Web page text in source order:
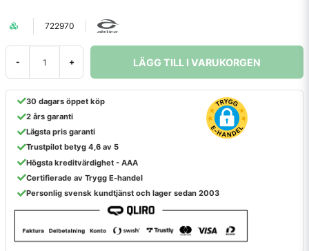
722970
- + LÄGG TILL I VARUKORGEN
30 dagars öppet köp
2 års garanti
Lägsta pris garanti
Trustpilot betyg 4,6 av 5
Högsta kreditvärdighet - AAA
Certifierade av Trygg E-handel
Personlig svensk kundtjänst och lager sedan 2003